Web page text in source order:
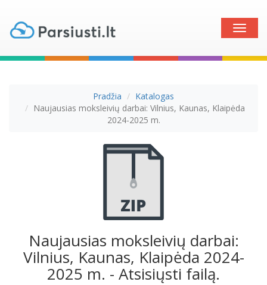
Toggle
Pradžia
Katalogas
Naujausias moksleivių darbai: Vilnius, Kaunas, Klaipėda
2024-2025 m.
Naujausias moksleivių darbai:
Vilnius, Kaunas, Klaipėda 2024-
2025 m. - Atsisiųsti failą.